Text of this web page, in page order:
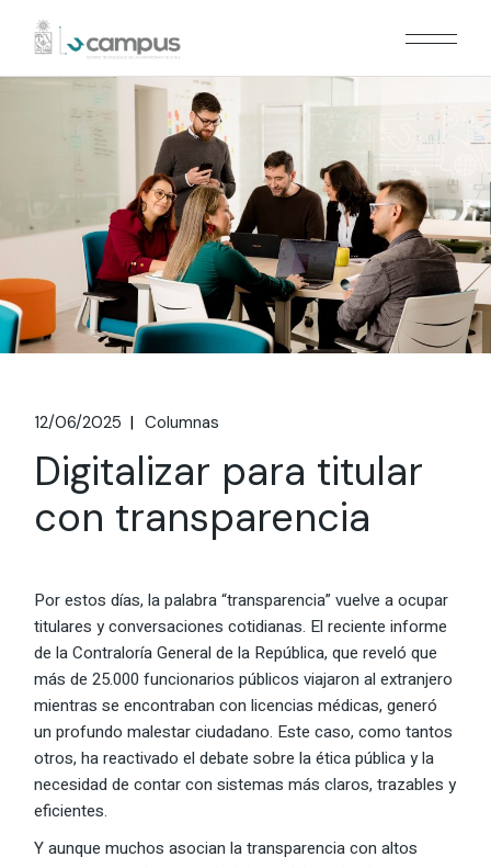
content
12/06/2025 Columnas
Digitalizar para titular
con transparencia
Por estos días, la palabra “transparencia” vuelve a ocupar
titulares y conversaciones cotidianas. El reciente informe
de la Contraloría General de la República, que reveló que
más de 25.000 funcionarios públicos viajaron al extranjero
mientras se encontraban con licencias médicas, generó
un profundo malestar ciudadano. Este caso, como tantos
otros, ha reactivado el debate sobre la ética pública y la
necesidad de contar con sistemas más claros, trazables y
eficientes.
Y aunque muchos asocian la transparencia con altos